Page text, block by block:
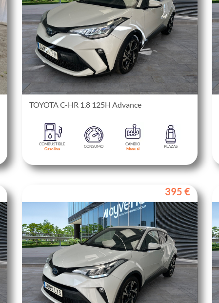
TOYOTA C-HR 1.8 125H Advance
COMBUSTIBLE
Gasolina
CONSUMO
CAMBIO
Manual
PLAZAS
395 €